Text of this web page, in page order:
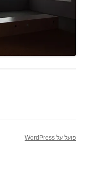
פועל על WordPress